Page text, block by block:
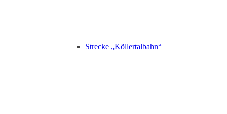
Strecke „Köllertalbahn“